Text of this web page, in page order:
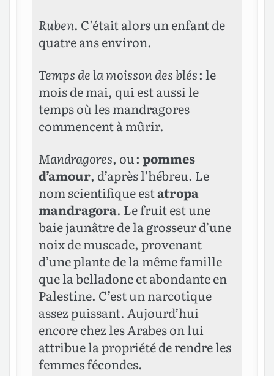
Ruben. C’était alors un enfant de
quatre ans environ.
Temps de la moisson des blés: le
mois de mai, qui est aussi le
temps où les mandragores
commencent à mûrir.
Mandragores, ou : pommes
d’amour, d’après l’hébreu. Le
nom scientifique estatropa
mandragora. Le fruit est une
baie jaunâtre de la grosseur d’une
noix de muscade, provenant
d’une plante de la même famille
que la belladone et abondante en
Palestine. C’est un narcotique
assez puissant. Aujourd’hui
encore chez les Arabes on lui
attribue la propriété de rendre les
femmes fécondes.